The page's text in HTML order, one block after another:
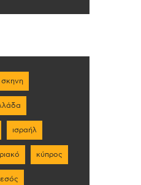
ισραήλ
κύπρος